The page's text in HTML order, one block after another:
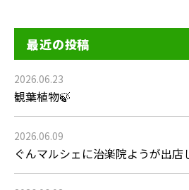
最近の投稿
2026.06.23
観葉植物🍃
2026.06.09
ぐんマルシェに治楽院ようが出店